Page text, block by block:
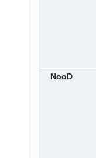
NooD